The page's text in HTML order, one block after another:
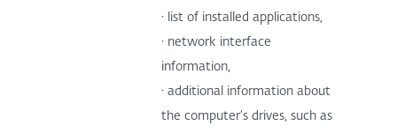
· list of installed applications,
· network interface
information,
· additional information about
the computer’s drives, such as